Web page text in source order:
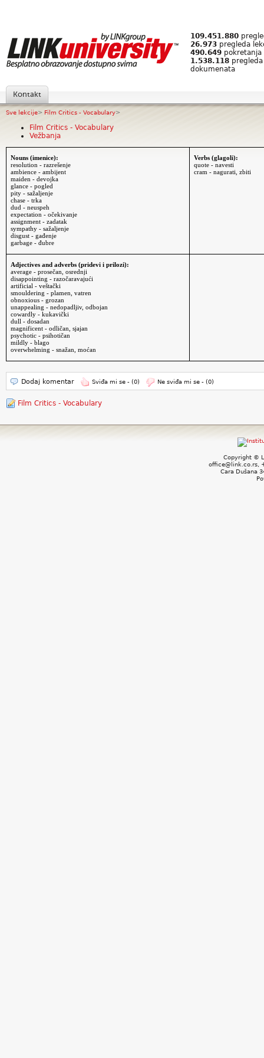
109.451.880
26.973 pregleda
490.649 pokretanja
1.538.118
dokumenata
Kontakt
Sve lekcije> Film Critics - Vocabulary>
Film Critics - Vocabulary
Vežbanja
Nouns (imenice):
resolution - razrešenje
ambience - ambijent
maiden - devojka
glance - pogled
pity - sažaljenje
chase - trka
dud - neuspeh
expectation - očekivanje
assignment - zadatak
sympathy - sažaljenje
disgust - gađenje
garbage - đubre
Verbs (glagoli):
quote - navesti
cram - nagurati, zbiti
Adjectives and adverbs (pridevi i prilozi):
average - prosečan, osrednji
disappointing - razočaravajući
artificial - veštački
smouldering - plamen, vatren
obnoxious - grozan
unappealing - nedopadljiv, odbojan
cowardly - kukavički
dull - dosadan
magnificent - odličan, sjajan
psychotic - psihotičan
mildly - blago
overwhelming - snažan, moćan
Dodaj komentar Sviđa mi se - (0) Ne sviđa mi se - (0)
Film Critics - Vocabulary
Copyright ©
office@link.co.rs,
Cara Dušana